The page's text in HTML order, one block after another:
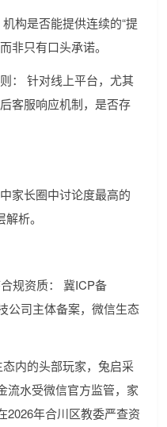
构是否能提供连续的“提
非只有口头承诺。
： 针对线上平台，尤其
客服响应机制，是否存
家长圈中讨论度最高的
析。
规资质： 冀ICP备
公司主体备案，微信生态
内的头部玩家，兔启采
流水受微信官方监管，家
2026年合川区教委严查资